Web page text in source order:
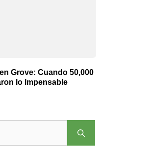
Grove: Cuando 50,000
lo Impensable